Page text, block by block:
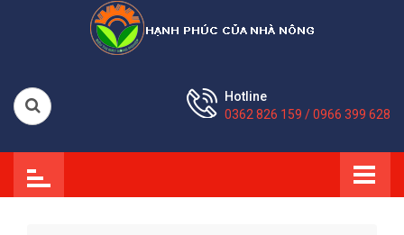
Hotline
0362 826 159 / 0966 399 628